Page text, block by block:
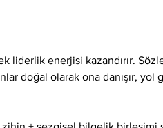
liderlik enerjisi kazandırır.
doğal olarak ona danışır,